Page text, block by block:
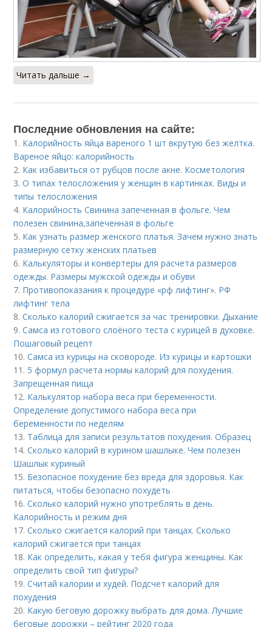
Читать дальше →
Последние обновления на сайте:
1. Калорийность яйца вареного 1 шт вкрутую без желтка.
Вареное яйцо: калорийность
2. Как избавиться от рубцов после акне. Косметология
3.О типах телосложения у женщин в картинках. Виды и
типы телосложения
4. Калорийность Свинина запеченная в фольге. Чем
полезен свинина,запеченная в фольге
5. Как узнать размер женского платья. Зачем нужно знать
размерную сетку женских платьев
6. Калькуляторы и конвертеры для расчета размеров
одежды. Размеры мужской одежды и обуви
7. Противопоказания к процедуре «рф лифтинг». РФ
лифтинг тела
8.Сколько калорий сжигается за час тренировки. Дыхание
9.Самса из готового слоёного теста с курицей в духовке.
Пошаговый рецепт
10.Самса из курицы на сковороде. Из курицы и картошки
11. 5 формул расчета нормы калорий для похудения.
Запрещенная пища
12. Калькулятор набора веса при беременности.
Определение допустимого набора веса при
беременности по неделям
13. Таблица для записи результатов похудения. Образец
14.Сколько калорий в курином шашлыке. Чем полезен
Шашлык куриный
15. Безопасное похудение без вреда для здоровья. Как
питаться, чтобы безопасно похудеть
16.Сколько калорий нужно употреблять в день.
Калорийность и режим дня
17.Сколько сжигается калорий при танцах. Сколько
калорий сжигается при танцах
18. Как определить, какая у тебя фигура женщины. Как
определить свой тип фигуры?
19.Считай калории и худей. Подсчет калорий для
похудения
20. Какую беговую дорожку выбрать для дома. Лучшие
беговые дорожки – рейтинг 2020 года